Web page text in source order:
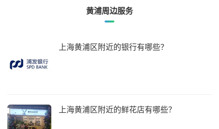
黄浦周边服务
上海黄浦区附近的银行有哪些？
上海黄浦区附近的鲜花店有哪些？